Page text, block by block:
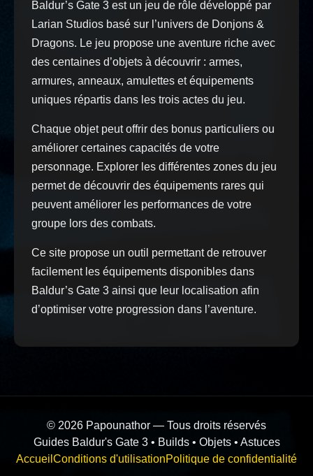
Baldur’s Gate 3 est un jeu de rôle développé par
Larian Studios basé sur l’univers de Donjons &
Dragons. Le jeu propose une aventure riche avec
des centaines d’objets à découvrir : armes,
armures, anneaux, amulettes et équipements
uniques répartis dans les trois actes du jeu.
Chaque objet peut offrir des bonus particuliers ou
améliorer certaines capacités de votre
personnage. Explorer les différentes zones du jeu
permet de découvrir des équipements rares qui
peuvent améliorer les performances de votre
groupe lors des combats.
Ce site propose un outil permettant de retrouver
facilement les équipements disponibles dans
Baldur’s Gate 3 ainsi que leur localisation afin
d’optimiser votre progression dans l’aventure.
© 2026 Papounathor — Tous droits réservés
Guides Baldur's Gate 3 • Builds • Objets • Astuces
Accueil Conditions d'utilisationPolitique de confidentialité